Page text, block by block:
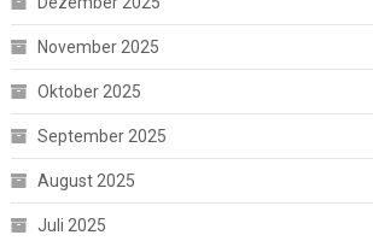
November 2025
Oktober 2025
September 2025
August 2025
Juli 2025